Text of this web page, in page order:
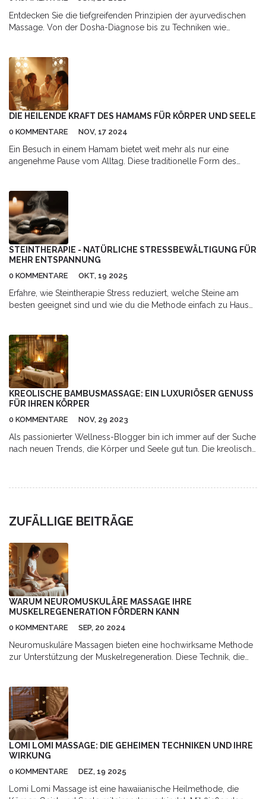
Entdecken Sie die tiefgreifenden Prinzipien der ayurvedischen
Massage. Von der Dosha-Diagnose bis zu Techniken wie
DIE HEILENDE KRAFT DES HAMAMS FÜR KÖRPER UND SEELE
0 KOMMENTARE NOV, 17 2024
Ein Besuch in einem Hamam bietet weit mehr als nur eine
angenehme Pause vom Alltag. Diese traditionelle Form des
Vorteilen bieten. Von der Verbesserung der Haut bis hin zur
Förderung der Durchblutung, der Hamam zieht immer mehr
Menschen an, die auf der Suche nach ganzheitlicher
Selbstpflege sind. Mit der Kombination aus Wärme, Wasser und
Massage unterstützt es nicht nur das Wohlbefinden, sondern
fördert auch tiefe Entspannung.
STEINTHERAPIE - NATÜRLICHE STRESSBEWÄLTIGUNG FÜR
MEHR ENTSPANNUNG
0 KOMMENTARE OKT, 19 2025
Erfahre, wie Steintherapie Stress reduziert, welche Steine am
besten geeignet sind und wie du die Methode einfach zu Hause
KREOLISCHE BAMBUSMASSAGE: EIN LUXURIÖSER GENUSS
FÜR IHREN KÖRPER
0 KOMMENTARE NOV, 29 2023
Als passionierter Wellness-Blogger bin ich immer auf der Suche
nach neuen Trends, die Körper und Seele gut tun. Die kreolische
Weg ist, sich selbst zu verwöhnen, sollte die kreolische
ZUFÄLLIGE BEITRÄGE
WARUM NEUROMUSKULÄRE MASSAGE IHRE
MUSKELREGENERATION FÖRDERN KANN
0 KOMMENTARE SEP, 20 2024
Neuromuskuläre Massagen bieten eine hochwirksame Methode
zur Unterstützung der Muskelregeneration. Diese Technik, die
und die allgemeine Erholung beschleunigen. In diesem Artikel
wird erläutert, wie neuromuskuläre Massagen funktionieren,
welche Vorteile sie haben und wie sie in Ihren Fitness- und
Gesundheitsplan integriert werden können.
LOMI LOMI MASSAGE: DIE GEHEIMEN TECHNIKEN UND IHRE
WIRKUNG
0 KOMMENTARE DEZ, 19 2025
Lomi Lomi Massage ist eine hawaiianische Heilmethode, die